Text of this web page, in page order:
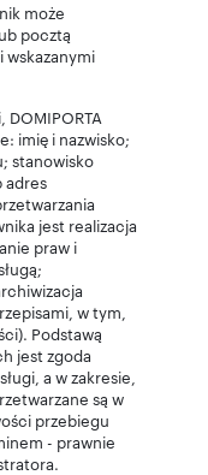
może
pocztą
DOMIPORTA
imię i nazwisko;
stanowisko
adres
jest realizacja
praw i
w tym,
Podstawą
jest zgoda
a w zakresie,
są w
przebiegu
- prawnie